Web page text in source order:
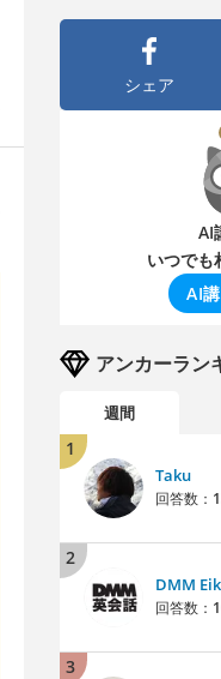
シェア
AI
いつでも
AI
アンカーラン
週間
1
Taku
回答数：
2
DMM
回答数：
3